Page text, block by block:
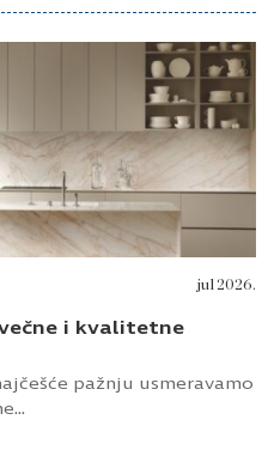
Redovno
omogućava
korak ispred, već i da
rešenja koja su uvek
standardima u